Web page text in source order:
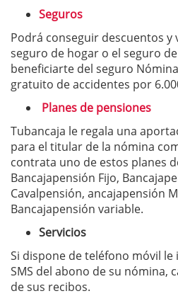
Seguros
Podrá conseguir descuentos
seguro de hogar o el seguro
beneficiarte del seguro
gratuito de accidentes por
Planes de pensiones
Tubancaja le regala una
para el titular de la nómina
contrata uno de estos planes
Bancajapensión Fijo,
Cavalpensión, ancajapensión
Bancajapensión variable.
Servicios
Si dispone de teléfono móvil
SMS del abono de su nómina,
de sus recibos.